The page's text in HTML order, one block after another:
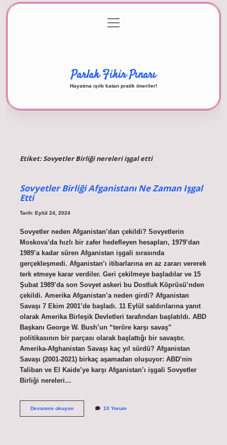
Gizlilik Politikası
menüyü
aç
Parlak Fikir Pınarı
Hayatına ışıltı katan pratik öneriler!
Etiket:Sovyetler Birliği nereleri işgal etti
Sovyetler Birliği Afganistanı Ne Zaman Işgal
Etti
Tarih: Eylül 24, 2024
Sovyetler neden Afganistan’dan çekildi? Sovyetlerin
Moskova’da hızlı bir zafer hedefleyen hesapları, 1979’dan
1989’a kadar süren Afganistan işgali sırasında
gerçekleşmedi. Afganistan’ı itibarlarına en az zararı vererek
terk etmeye karar verdiler. Geri çekilmeye başladılar ve 15
Şubat 1989’da son Sovyet askeri bu Dostluk Köprüsü’nden
çekildi. Amerika Afganistan’a neden girdi? Afganistan
Savaşı 7 Ekim 2001’de başladı. 11 Eylül saldırılarına yanıt
olarak Amerika Birleşik Devletleri tarafından başlatıldı. ABD
Başkanı George W. Bush’un “teröre karşı savaş”
politikasının bir parçası olarak başlattığı bir savaştır.
Amerika-Afghanistan Savaşı kaç yıl sürdü? Afganistan
Savaşı (2001-2021) birkaç aşamadan oluşuyor: ABD’nin
Taliban ve El Kaide’ye karşı Afganistan’ı işgali Sovyetler
Birliği nereleri…
Devamını okuyunSovyetler
10 Yorum